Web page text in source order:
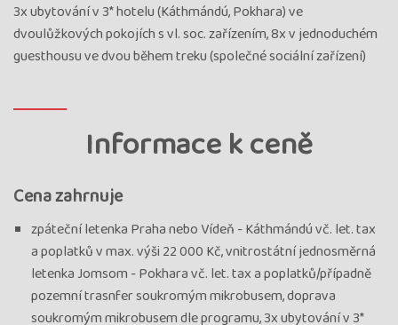
3x ubytování v 3* hotelu (Káthmándú, Pokhara) ve
dvoulůžkových pokojích s vl. soc. zařízením, 8x v jednoduchém
guesthousu ve dvou během treku (společné sociální zařízení)
Informace k ceně
Cena zahrnuje
zpáteční letenka Praha nebo Vídeň - Káthmándú vč. let. tax
a poplatků v max. výši 22 000 Kč, vnitrostátní jednosměrná
letenka Jomsom - Pokhara vč. let. tax a poplatků/případně
pozemní trasnfer soukromým mikrobusem, doprava
soukromým mikrobusem dle programu, 3x ubytování v 3*